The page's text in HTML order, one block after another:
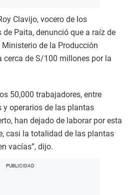
Clavijo, vocero de los
de Paita, denunció que a raíz de
Ministerio de la Producción
cerca de S/100 millones por la
50,000 trabajadores, entre
y operarios de las plantas
han dejado de laborar por esta
casi la totalidad de las plantas
vacías”, dijo.